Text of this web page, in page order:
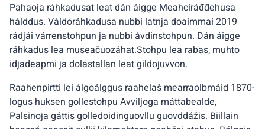
Pahaoja ráhkadusat leat dán áigge Meahciráđđehusa
hálddus. Váldoráhkadusa nubbi latnja doaimmai 2019
rádjái várrenstohpun ja nubbi ávdinstohpun. Dán áigge
ráhkadus lea museačuozáhat.Stohpu lea rabas, muhto
idjadeapmi ja dolastallan leat gildojuvvon.
Raahenpirtti lei álgoálggus raahelaš mearraolbmáid 1870-
logus huksen gollestohpu Avviljoga máttabealde,
Palsinoja gáttis golledoidinguovllu guovddážis. Biillain